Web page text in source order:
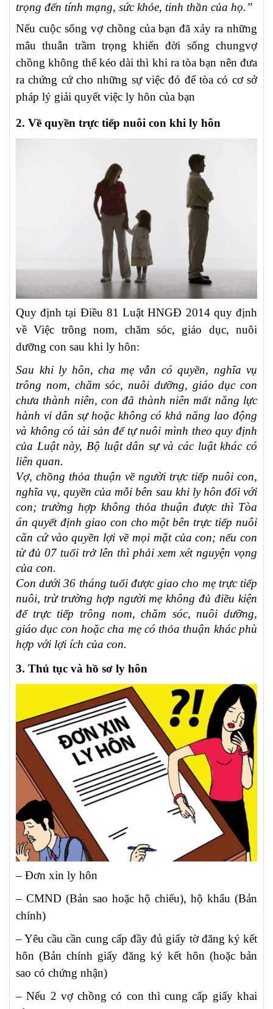
trọng đến tính mạng, sức khỏe, tinh thần của họ.”
Nếu cuộc sống vợ chồng của bạn đã xảy ra những
mâu thuẫn trầm trọng khiến đời sống chungvợ
chồng không thể kéo dài thì khi ra tòa bạn nên đưa
ra chứng cứ cho những sự việc đó để tòa có cơ sở
pháp lý giải quyết việc ly hôn của bạn
2. Về quyền trực tiếp nuôi con khi ly hôn
Quy định tại Điều 81 Luật HNGĐ 2014 quy định
về Việc trông nom, chăm sóc, giáo dục, nuôi
dưỡng con sau khi ly hôn:
Sau khi ly hôn, cha mẹ vẫn có quyền, nghĩa vụ
trông nom, chăm sóc, nuôi dưỡng, giáo dục con
chưa thành niên, con đã thành niên mất năng lực
hành vi dân sự hoặc không có khả năng lao động
và không có tài sản để tự nuôi mình theo quy định
của Luật này, Bộ luật dân sự và các luật khác có
liên quan.
Vợ, chồng thỏa thuận về người trực tiếp nuôi con,
nghĩa vụ, quyền của mỗi bên sau khi ly hôn đối với
con; trường hợp không thỏa thuận được thì Tòa
án quyết định giao con cho một bên trực tiếp nuôi
căn cứ vào quyền lợi về mọi mặt của con; nếu con
từ đủ 07 tuổi trở lên thì phải xem xét nguyện vọng
của con.
Con dưới 36 tháng tuổi được giao cho mẹ trực tiếp
nuôi, trừ trường hợp người mẹ không đủ điều kiện
để trực tiếp trông nom, chăm sóc, nuôi dưỡng,
giáo dục con hoặc cha mẹ có thỏa thuận khác phù
hợp với lợi ích của con.
3. Thủ tục và hồ sơ ly hôn
– Đơn xin ly hôn
– CMND (Bản sao hoặc hộ chiếu), hộ khẩu (Bản
chính)
– Yêu cầu cần cung cấp đầy đủ giấy tờ đăng ký kết
hôn (Bản chính giấy đăng ký kết hôn (hoặc bản
sao có chứng nhận)
– Nếu 2 vợ chồng có con thì cung cấp giấy khai